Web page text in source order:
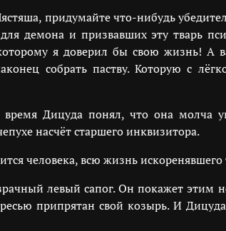
придумайте что-нибудь
демона и призвавших эту тварь
я доверил бы свою жизнь! А
собрать паству. Которую с
время Дицуда понял, что она
насчёт старшего инквизитора.
человека, всю жизнь
левый сапог. Он покажет этим
припрятан свой козырь. И Дицуда